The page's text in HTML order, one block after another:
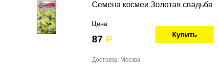
Семена космеи Золотая свадьба
Цена
87 Купить
Доставка: Москва